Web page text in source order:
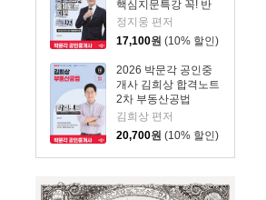
핵심지문특강 꼭! 반
드시 출제되는 지문
(꼭반지)
정지웅 편저
17,100원 (10% 할인)
2026 박문각 공인중
개사 김희상 합격노트
2차 부동산공법
김희상 편저
20,700원 (10% 할인)